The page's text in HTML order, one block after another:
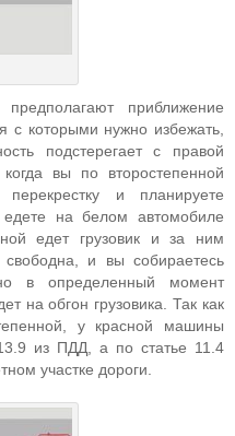
приближение
с которыми нужно избежать,
подстерегает с правой
вы по второстепенной
и планируете
на белом автомобиле
едет грузовик и за ним
и вы собираетесь
в определенный момент
на обгон грузовика. Так как
у красной машины
из ПДД, а по статье 11.4
участке дороги.